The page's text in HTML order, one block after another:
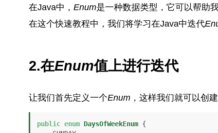
在Java中， Enum是一种数据类型，它可以帮助
在这个快速教程中，我们将学习在Java中迭代
2.在Enum值上进行迭代
让我们首先定义一个Enum，这样我们就可以创
public enum DaysOfWeekEnum {